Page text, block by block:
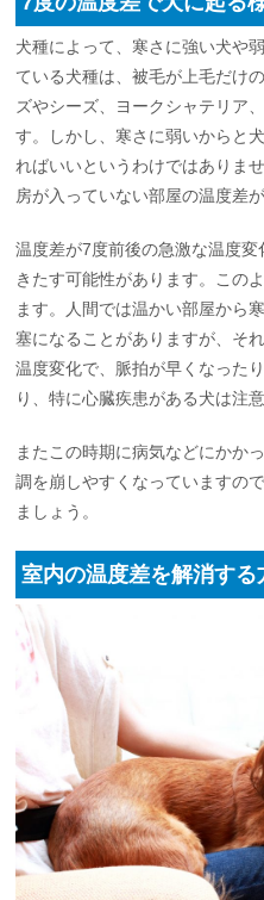
犬種によって、寒さに強い犬や
ている犬種は、被毛が上毛だけ
ズやシーズ、ヨークシャテリア
す。しかし、寒さに弱いからと
ればいいというわけではありま
房が入っていない部屋の温度差
温度差が7度前後の急激な温度
きたす可能性があります。この
ます。人間では温かい部屋から
塞になることがありますが、そ
温度変化で、脈拍が早くなった
り、特に心臓疾患がある犬は注
またこの時期に病気などにかか
調を崩しやすくなっていますの
ましょう。
室内の温度差を解消する